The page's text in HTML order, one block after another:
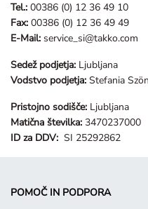
Tel.: 00386 (0) 12 36 49 10
Fax: 00386 (0) 12 36 49 49
E-Mail: service_si@takko.com
Sedež podjetja: Ljubljana
Vodstvo podjetja: Stefania
Pristojno sodišče: Ljubljana
Matična številka: 3470237000
ID za DDV: SI 25292862
POMOČ IN PODPORA